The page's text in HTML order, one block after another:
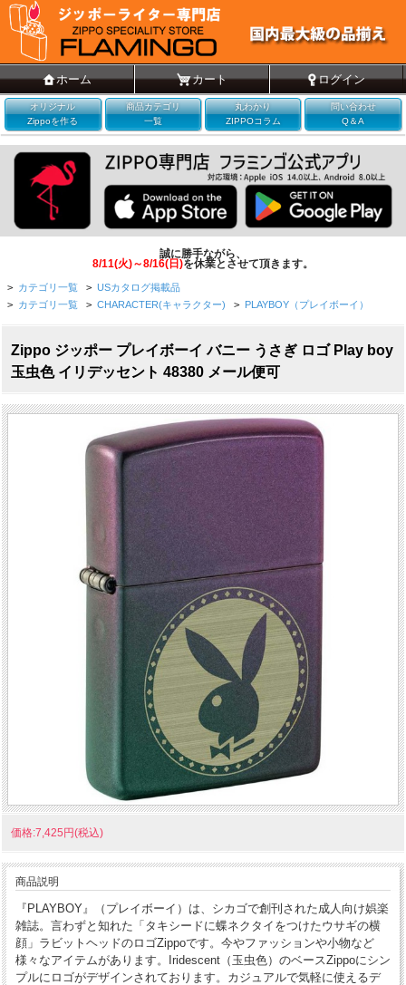
ホーム カート ログイン
オリジナル
Zippoを作る
商品カテゴリ
一覧
丸わかり
ZIPPOコラム
問い合わせ
Q＆A
誠に勝手ながら、
8/11(火)～8/16(日)を休業とさせて頂きます。
> カテゴリ一覧 > USカタログ掲載品
> カテゴリ一覧 > CHARACTER(キャラクター) > PLAYBOY（プレイボーイ）
Zippo ジッポー プレイボーイ バニー うさぎ ロゴ Play boy
玉虫色 イリデッセント 48380 メール便可
価格:7,425円(税込)
商品説明
『PLAYBOY』（プレイボーイ）は、シカゴで創刊された成人向け娯楽
雑誌。言わずと知れた「タキシードに蝶ネクタイをつけたウサギの横
顔」ラビットヘッドのロゴZippoです。今やファッションや小物など
様々なアイテムがあります。Iridescent（玉虫色）のベースZippoにシン
プルにロゴがデザインされております。カジュアルで気軽に使えるデ